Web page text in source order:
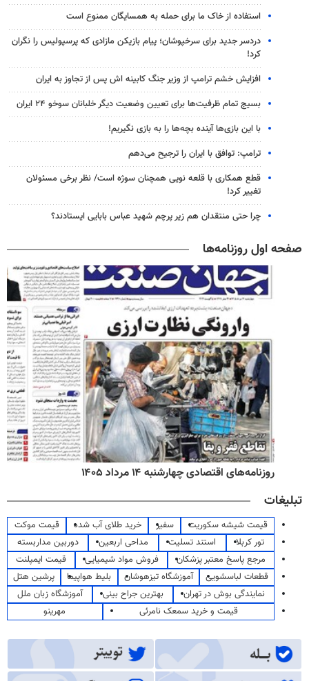
استفاده از خاک ما برای حمله به همسایگان ممنوع است
دردسر جدید برای سرخپوشان؛ پیام بازیکن مازادی که پرسپولیس را نگران
کرد!
افزایش خشم ترامپ از وزیر جنگ کابینه اش پس از تجاوز به ایران
بسیج تمام ظرفیت‌ها برای تعیین وضعیت دیگر خلبانان سوخو ۲۴ ایران
با این بازی‌ها آینده بچه‌ها را به بازی نگیریم!
ترامپ: توافق با ایران را ترجیح می‌دهم
قطع همکاری با قلعه نویی همچنان سوژه است/ نظر برخی مسئولان
تغییر کرد!
چرا حتی منتقدان هم زیر پرچم شهید عباس بابایی ایستادند؟
صفحه اول روزنامه‌ها
روزنامه‌های اقتصادی چهارشنبه ۱۴ مرداد ۱۴۰۵
تبلیغات
قیمت شیشه سکوریت سفیر خرید طلای آب شده
قیمت موکت
تور کربلا
استند تسلیت مداحی اربعین
دوربین مداربسته
مرجع پاسخ معتبر پزشکان
فروش مواد شیمیایی
قیمت ایمپلنت
قطعات لباسشویی
آموزشگاه تیزهوشان بلیط هواپیما
پرشین هتل
نمایندگی بوش در تهران
بهترین جراح بینی
آموزشگاه زبان ملل
قیمت و خرید سمعک نامرئی
مهرینو